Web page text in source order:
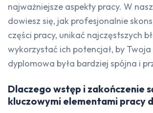
najważniejsze aspekty pracy. W
dowiesz się, jak profesjonalnie
części pracy, unikać najczęstszych
wykorzystać ich potencjał, by
dyplomowa była bardziej spójna i
Dlaczego wstęp i zakończenie
kluczowymi elementami pracy